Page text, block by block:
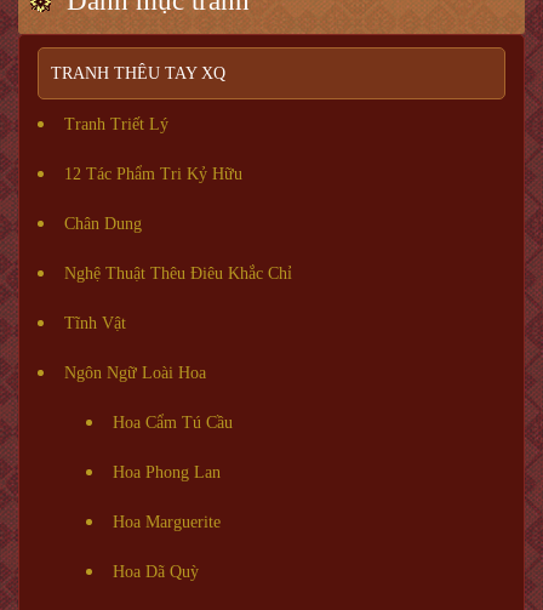
TRANH THÊU TAY XQ
Tranh Triết Lý
12 Tác Phẩm Tri Kỷ Hữu
Chân Dung
Nghệ Thuật Thêu Điêu Khắc Chỉ
Tĩnh Vật
Ngôn Ngữ Loài Hoa
Hoa Cẩm Tú Cầu
Hoa Phong Lan
Hoa Marguerite
Hoa Dã Quỳ